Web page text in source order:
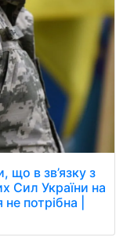
що в зв’язку з
Сил України на
потрібна |